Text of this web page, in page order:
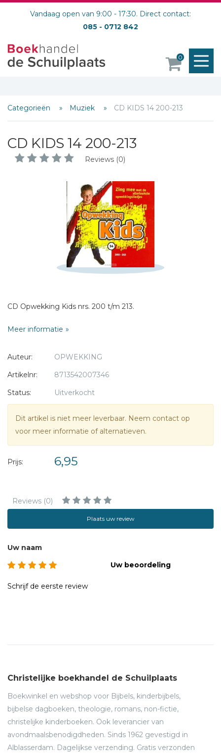
Vandaag open van 9:00 - 17:30. Direct contact:
085 - 0712 842
0
Categorieën Muziek CD KIDS 14 200-213
CD KIDS 14 200-213
Reviews (0)
CD Opwekking Kids nrs. 200 t/m 213.
Meer informatie
Auteur:
OPWEKKING
Artikelnr:
8713542007346
Status:
Uitverkocht
Dit artikel is niet meer leverbaar. Neem contact op
voor meer informatie of alternatieven.
Prijs: 6,95
Reviews (0)
Plaats uw review
Sterren
Naam *
Uw naam
Uw beoordeling
Schrijf de eerste review
Christelijke boekhandel de Schuilplaats
Boekwinkel en webshop voor Bijbels, kinderbijbels,
bijbelse dagboeken, theologie, romans, non-fictie,
christelijke kinderboeken. Ook leverancier van
avondmaalsbenodigdheden. Sinds 1962 gevestigd in
Alblasserdam. Dagelijkse verzending. Gratis verzonden